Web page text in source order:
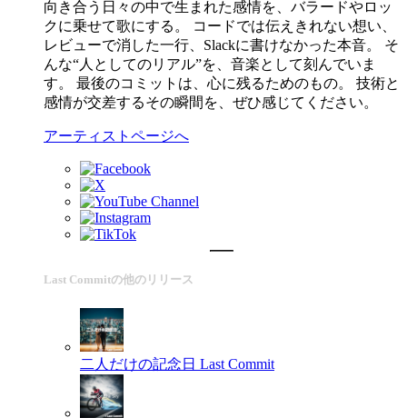
向き合う日々の中で生まれた感情を、バラードやロッ
クに乗せて歌にする。 コードでは伝えきれない想い、
レビューで消した一行、Slackに書けなかった本音。 そ
んな“人としてのリアル”を、音楽として刻んでいま
す。 最後のコミットは、心に残るためのもの。 技術と
感情が交差するその瞬間を、ぜひ感じてください。
アーティストページへ
Last Commitの他のリリース
二人だけの記念日 Last Commit